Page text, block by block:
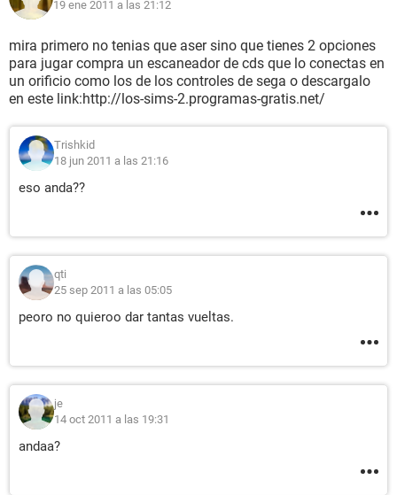
19 ene 2011 a las 21:12
mira primero no tenias que aser sino que tienes 2 opciones
para jugar compra un escaneador de cds que lo conectas en
un orificio como los de los controles de sega o descargalo
en este link:http://los-sims-2.programas-gratis.net/
Trishkid
18 jun 2011 a las 21:16
eso anda??
qti
25 sep 2011 a las 05:05
peoro no quieroo dar tantas vueltas.
je
14 oct 2011 a las 19:31
andaa?